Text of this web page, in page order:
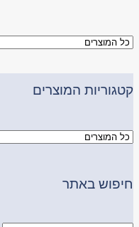
קטגוריות המוצרים
חיפוש באתר